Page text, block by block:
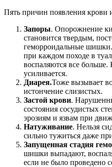
Пять причин появления крови
Запоры. Опорожнение
становится твердым,
геморроидальные
при каждом походе в
воспаляются все
усиливается.
Диарея.Тоже вызывает
истончение слизистых.
Застой крови.
состояния сосудистых
эрозиям и язвам при
Натуживание. Нельзя
сильно тужиться даже
Запущенная стадия
шишки выпадают,
если не было проведено